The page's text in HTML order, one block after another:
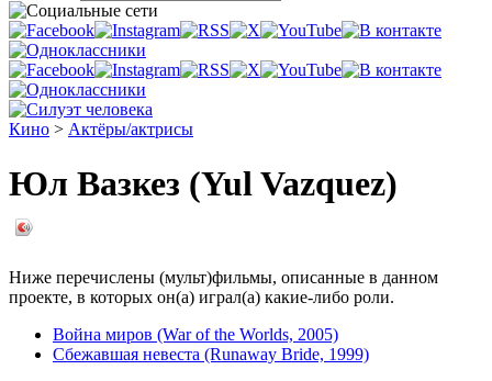
Кино > Актёры/актрисы
Юл Вазкез (Yul Vazquez)
Ниже перечислены (мульт)фильмы, описанные в данном
проекте, в которых он(а) играл(а) какие-либо роли.
Война миров (War of the Worlds, 2005)
Сбежавшая невеста (Runaway Bride, 1999)